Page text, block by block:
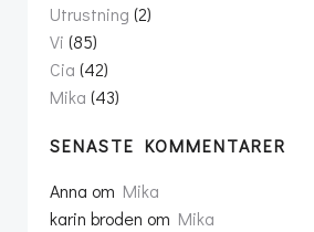
Utrustning (2)
Vi (85)
Cia (42)
Mika (43)
SENASTE KOMMENTARER
Anna om Mika
karin broden om Mika